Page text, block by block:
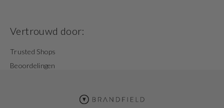
Vertrouwd door:
Trusted Shops
Beoordelingen